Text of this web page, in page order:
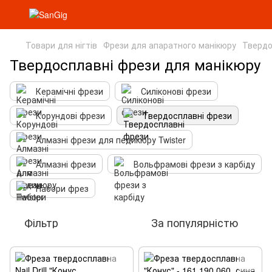
Товари для нігтів Фрези для апаратного манікюру
Твердосплавні фрези для манікюру
Керамічні фрези
Силіконові фрези
Корундові фрези
Твердосплавні фрези
Алмазні фрези для педикюру Twister
Алмазні фрези
Вольфрамові фрези з карбіду
Набори фрез
Фільтр За популярністю